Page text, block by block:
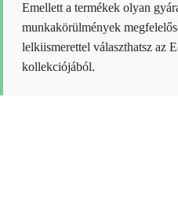
Emellett a termékek olyan
munkakörülmények
lelkiismerettel választhatsz az
kollekciójából.